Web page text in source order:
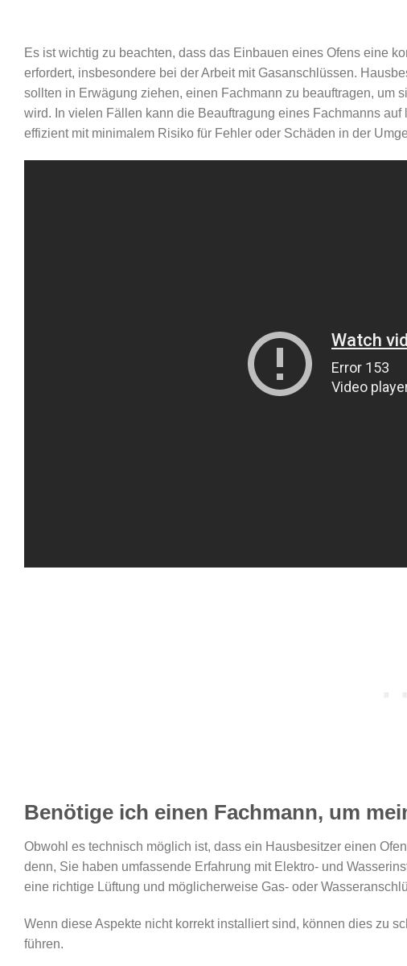
Es ist wichtig zu beachten, dass das Einbauen eines Ofens eine
erfordert, insbesondere bei der Arbeit mit Gasanschlüssen.
sollten in Erwägung ziehen, einen Fachmann zu beauftragen, um
wird. In vielen Fällen kann die Beauftragung eines Fachmanns
effizient mit minimalem Risiko für Fehler oder Schäden in der
Benötige ich einen Fachmann, um
Obwohl es technisch möglich ist, dass ein Hausbesitzer einen
denn, Sie haben umfassende Erfahrung mit Elektro- und
eine richtige Lüftung und möglicherweise Gas- oder
Wenn diese Aspekte nicht korrekt installiert sind, können dies zu
führen.